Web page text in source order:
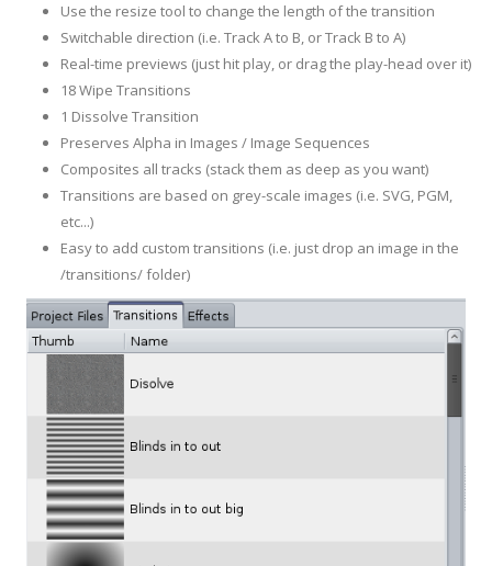
Use the resize tool to change the length of the transition
Switchable direction (i.e. Track A to B, or Track B to A)
Real-time previews (just hit play, or drag the play-head over it)
18 Wipe Transitions
1 Dissolve Transition
Preserves Alpha in Images / Image Sequences
Composites all tracks (stack them as deep as you want)
Transitions are based on grey-scale images (i.e. SVG, PGM,
etc...)
Easy to add custom transitions (i.e. just drop an image in the
/transitions/ folder)